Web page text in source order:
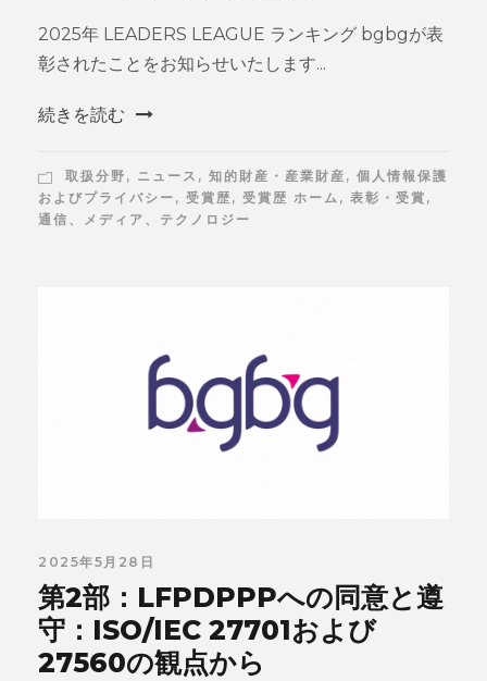
2025年 LEADERS LEAGUE ランキング bgbgが表
彰されたことをお知らせいたします...
続きを読む
取扱分野 , ニュース , 知的財産・産業財産 , 個人情報保護
およびプライバシー , 受賞歴 , 受賞歴 ホーム , 表彰・受賞 ,
通信、メディア、テクノロジー
2025年5月28日
第2部：LFPDPPPへの同意と遵
守：ISO/IEC 27701および
27560の観点から